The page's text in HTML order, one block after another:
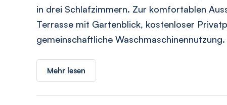
in drei Schlafzimmern. Zur komfortablen
Terrasse mit Gartenblick, kostenloser
gemeinschaftliche
Mehr lesen